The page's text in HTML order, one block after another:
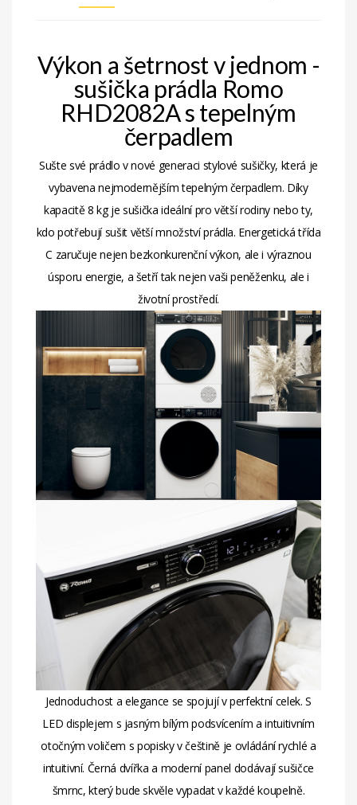
Výkon a šetrnost v jednom -
sušička prádla Romo
RHD2082A s tepelným
čerpadlem
Sušte své prádlo v nové generaci stylové sušičky, která je
vybavena nejmodernějším tepelným čerpadlem. Díky
kapacitě 8 kg je sušička ideální pro větší rodiny nebo ty,
kdo potřebují sušit větší množství prádla. Energetická třída
C zaručuje nejen bezkonkurenční výkon, ale i výraznou
úsporu energie, a šetří tak nejen vaši peněženku, ale i
životní prostředí.
Jednoduchost a elegance se spojují v perfektní celek. S
LED displejem s jasným bílým podsvícením a intuitivním
otočným voličem s popisky v češtině je ovládání rychlé a
intuitivní. Černá dvířka a moderní panel dodávají sušičce
šmrnc, který bude skvěle vypadat v každé koupelně.